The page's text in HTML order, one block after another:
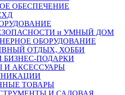
ОБЕСПЕЧЕНИЕ
и УМНЫЙ ДОМ
ОБОРУДОВАНИЕ
ОТДЫХ, ХОББИ
БИЗНЕС-ПОДАРКИ
И АКСЕССУАРЫ
ТОВАРЫ
И САДОВАЯ